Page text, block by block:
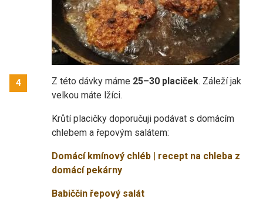
4 Z této dávky máme 25–30 placiček. Záleží jak
velkou máte lžíci.
Krůtí placičky doporučuji podávat s domácím
chlebem a řepovým salátem:
Domácí kmínový chléb | recept na chleba z
domácí pekárny
Babiččin řepový salát